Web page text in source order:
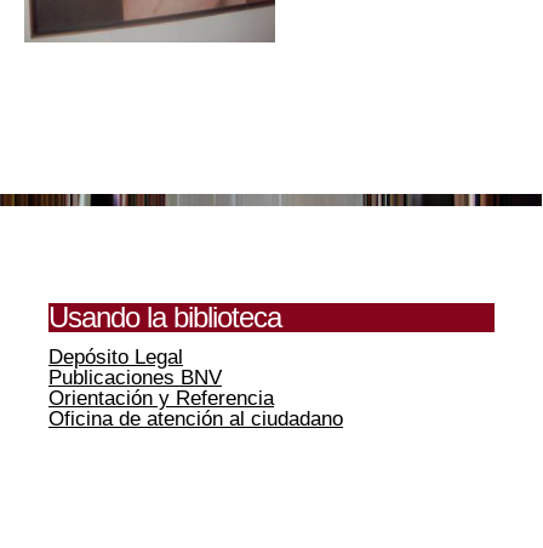
Usando la biblioteca
Depósito Legal
Publicaciones BNV
Orientación y Referencia
Oficina de atención al ciudadano